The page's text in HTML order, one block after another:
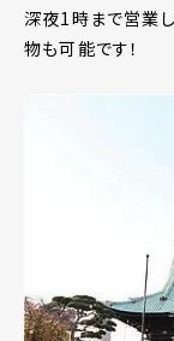
深夜1時まで営業
物も可能です！